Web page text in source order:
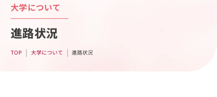
大学について
進路状況
TOP 大学について 進路状況